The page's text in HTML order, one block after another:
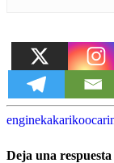
enginekakariko
Deja una respuesta